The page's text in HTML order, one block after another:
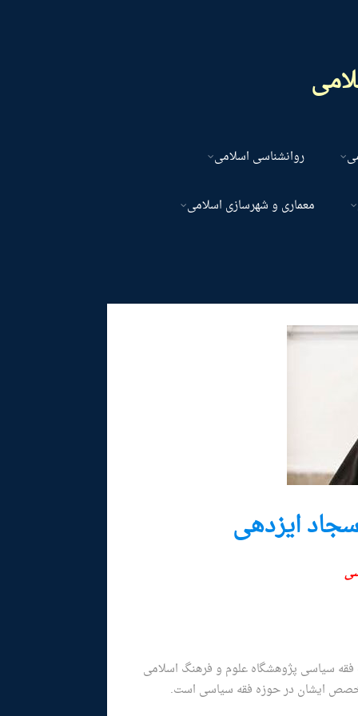
روانشناسی اسلامی
معماری و شهرسازی اسلامی
ایزدهی
سیاسی پژوهشگاه علوم و فرهنگ اسلامی
ایشان در حوزه فقه سیاسی است.